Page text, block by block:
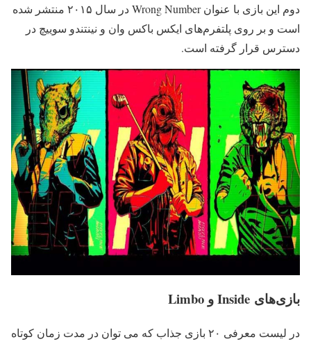
دوم این بازی با عنوان Wrong Number در سال ۲۰۱۵ منتشر شده
است و بر روی پلتفرم‌های ایکس باکس وان و نینتندو سوییچ در
دسترس قرار گرفته است.
بازی‌های Inside و Limbo
در لیست معرفی ۲۰ بازی جذاب که می ‌توان در مدت زمان کوتاه